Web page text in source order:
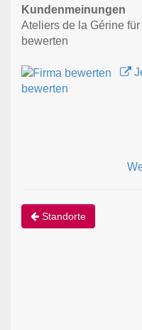
Kundenmeinungen
Ateliers de la Gérine
bewerten
bewerten
Standorte